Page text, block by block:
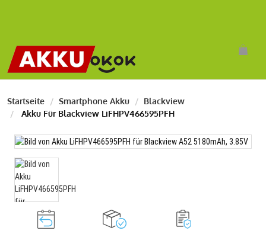
Startseite Smartphone Akku
Blackview
Akku Für Blackview LiFHPV466595PFH